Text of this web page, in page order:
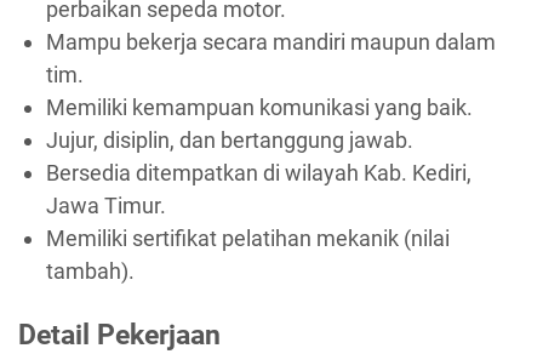
perbaikan sepeda motor.
Mampu bekerja secara mandiri maupun dalam
tim.
Memiliki kemampuan komunikasi yang baik.
Jujur, disiplin, dan bertanggung jawab.
Bersedia ditempatkan di wilayah Kab. Kediri,
Jawa Timur.
Memiliki sertifikat pelatihan mekanik (nilai
tambah).
Detail Pekerjaan